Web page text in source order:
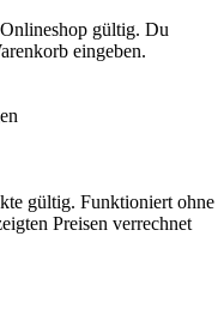
gültig. Du
eingeben.
gültig. Funktioniert ohne
Preisen verrechnet